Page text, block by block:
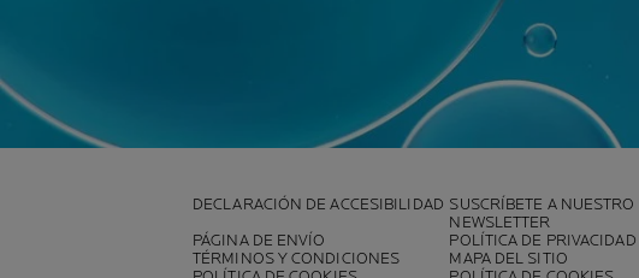
DECLARACIÓN DE ACCESIBILIDAD SUSCRÍBETE A NUESTRO
NEWSLETTER
PÁGINA DE ENVÍO
POLÍTICA DE PRIVACIDAD
TÉRMINOS Y CONDICIONES
MAPA DEL SITIO